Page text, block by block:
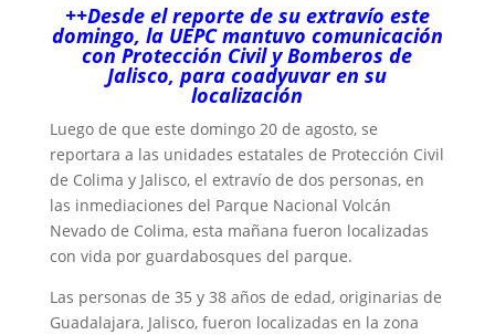
++Desde el reporte de su extravío este
domingo, la UEPC mantuvo comunicación
con Protección Civil y Bomberos de
Jalisco, para coadyuvar en su
localización
Luego de que este domingo 20 de agosto, se
reportara a las unidades estatales de Protección Civil
de Colima y Jalisco, el extravío de dos personas, en
las inmediaciones del Parque Nacional Volcán
Nevado de Colima, esta mañana fueron localizadas
con vida por guardabosques del parque.
Las personas de 35 y 38 años de edad, originarias de
Guadalajara, Jalisco, fueron localizadas en la zona